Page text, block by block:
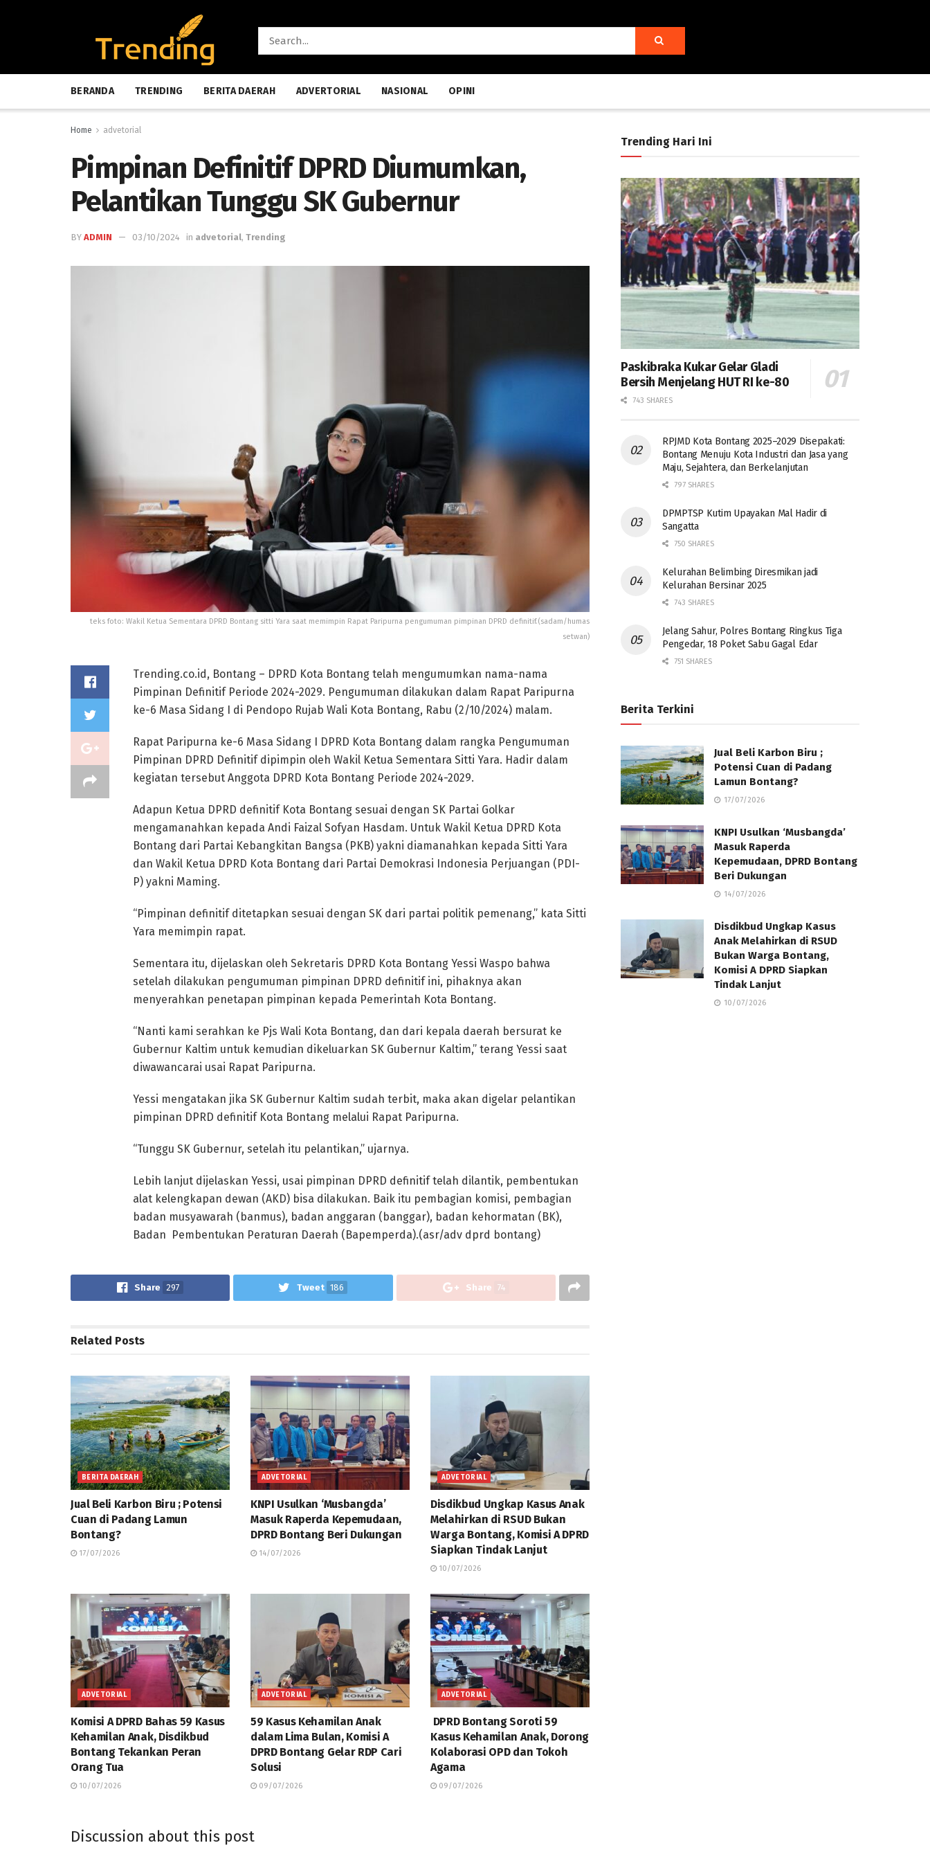
BERANDA TRENDING BERITA DAERAH ADVERTORIAL NASIONAL OPINI
Home advetorial
Pimpinan Definitif DPRD Diumumkan,
Pelantikan Tunggu SK Gubernur
BY ADMIN 03/10/2024 in advetorial, Trending
teks foto: Wakil Ketua Sementara DPRD Bontang sitti Yara saat memimpin Rapat Paripurna pengumuman pimpinan DPRD definitif.(sadam/humas
setwan)
Trending.co.id, Bontang – DPRD Kota Bontang telah mengumumkan nama-nama
Pimpinan Definitif Periode 2024-2029. Pengumuman dilakukan dalam Rapat Paripurna
ke-6 Masa Sidang I di Pendopo Rujab Wali Kota Bontang, Rabu (2/10/2024) malam.
Rapat Paripurna ke-6 Masa Sidang I DPRD Kota Bontang dalam rangka Pengumuman
Pimpinan DPRD Definitif dipimpin oleh Wakil Ketua Sementara Sitti Yara. Hadir dalam
kegiatan tersebut Anggota DPRD Kota Bontang Periode 2024-2029.
Adapun Ketua DPRD definitif Kota Bontang sesuai dengan SK Partai Golkar
mengamanahkan kepada Andi Faizal Sofyan Hasdam. Untuk Wakil Ketua DPRD Kota
Bontang dari Partai Kebangkitan Bangsa (PKB) yakni diamanahkan kepada Sitti Yara
dan Wakil Ketua DPRD Kota Bontang dari Partai Demokrasi Indonesia Perjuangan (PDI-
P) yakni Maming.
“Pimpinan definitif ditetapkan sesuai dengan SK dari partai politik pemenang,” kata Sitti
Yara memimpin rapat.
Sementara itu, dijelaskan oleh Sekretaris DPRD Kota Bontang Yessi Waspo bahwa
setelah dilakukan pengumuman pimpinan DPRD definitif ini, pihaknya akan
menyerahkan penetapan pimpinan kepada Pemerintah Kota Bontang.
“Nanti kami serahkan ke Pjs Wali Kota Bontang, dan dari kepala daerah bersurat ke
Gubernur Kaltim untuk kemudian dikeluarkan SK Gubernur Kaltim,” terang Yessi saat
diwawancarai usai Rapat Paripurna.
Yessi mengatakan jika SK Gubernur Kaltim sudah terbit, maka akan digelar pelantikan
pimpinan DPRD definitif Kota Bontang melalui Rapat Paripurna.
“Tunggu SK Gubernur, setelah itu pelantikan,” ujarnya.
Lebih lanjut dijelaskan Yessi, usai pimpinan DPRD definitif telah dilantik, pembentukan
alat kelengkapan dewan (AKD) bisa dilakukan. Baik itu pembagian komisi, pembagian
badan musyawarah (banmus), badan anggaran (banggar), badan kehormatan (BK),
Badan Pembentukan Peraturan Daerah (Bapemperda).(asr/adv dprd bontang)
Share 297 Tweet 186 Share 74
Related Posts
BERITA DAERAH
Jual Beli Karbon Biru ; Potensi
Cuan di Padang Lamun
Bontang?
17/07/2026
ADVETORIAL
KNPI Usulkan ‘Musbangda’
Masuk Raperda Kepemudaan,
DPRD Bontang Beri Dukungan
14/07/2026
ADVETORIAL
Disdikbud Ungkap Kasus Anak
Melahirkan di RSUD Bukan
Warga Bontang, Komisi A DPRD
Siapkan Tindak Lanjut
10/07/2026
ADVETORIAL
Komisi A DPRD Bahas 59 Kasus
Kehamilan Anak, Disdikbud
Bontang Tekankan Peran
Orang Tua
10/07/2026
ADVETORIAL
59 Kasus Kehamilan Anak
dalam Lima Bulan, Komisi A
DPRD Bontang Gelar RDP Cari
Solusi
09/07/2026
ADVETORIAL
DPRD Bontang Soroti 59
Kasus Kehamilan Anak, Dorong
Kolaborasi OPD dan Tokoh
Agama
09/07/2026
Discussion about this post
Trending Hari Ini
Paskibraka Kukar Gelar Gladi
Bersih Menjelang HUT RI ke-80
743 SHARES
RPJMD Kota Bontang 2025–2029 Disepakati:
Bontang Menuju Kota Industri dan Jasa yang
Maju, Sejahtera, dan Berkelanjutan
797 SHARES
DPMPTSP Kutim Upayakan Mal Hadir di
Sangatta
750 SHARES
Kelurahan Belimbing Diresmikan jadi
Kelurahan Bersinar 2025
743 SHARES
Jelang Sahur, Polres Bontang Ringkus Tiga
Pengedar, 18 Poket Sabu Gagal Edar
751 SHARES
Berita Terkini
Jual Beli Karbon Biru ;
Potensi Cuan di Padang
Lamun Bontang?
17/07/2026
KNPI Usulkan ‘Musbangda’
Masuk Raperda
Kepemudaan, DPRD Bontang
Beri Dukungan
14/07/2026
Disdikbud Ungkap Kasus
Anak Melahirkan di RSUD
Bukan Warga Bontang,
Komisi A DPRD Siapkan
Tindak Lanjut
10/07/2026